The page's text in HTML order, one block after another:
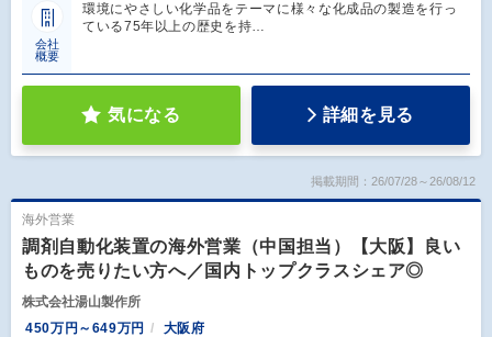
会社
概要
環境にやさしい化学品をテーマに様々な化成品の製造を行っ
ている75年以上の歴史を持…
気になる 詳細を見る
掲載期間：26/07/28～26/08/12
海外営業
調剤自動化装置の海外営業（中国担当）【大阪】良い
ものを売りたい方へ／国内トップクラスシェア◎
株式会社湯山製作所
450万円～649万円
大阪府